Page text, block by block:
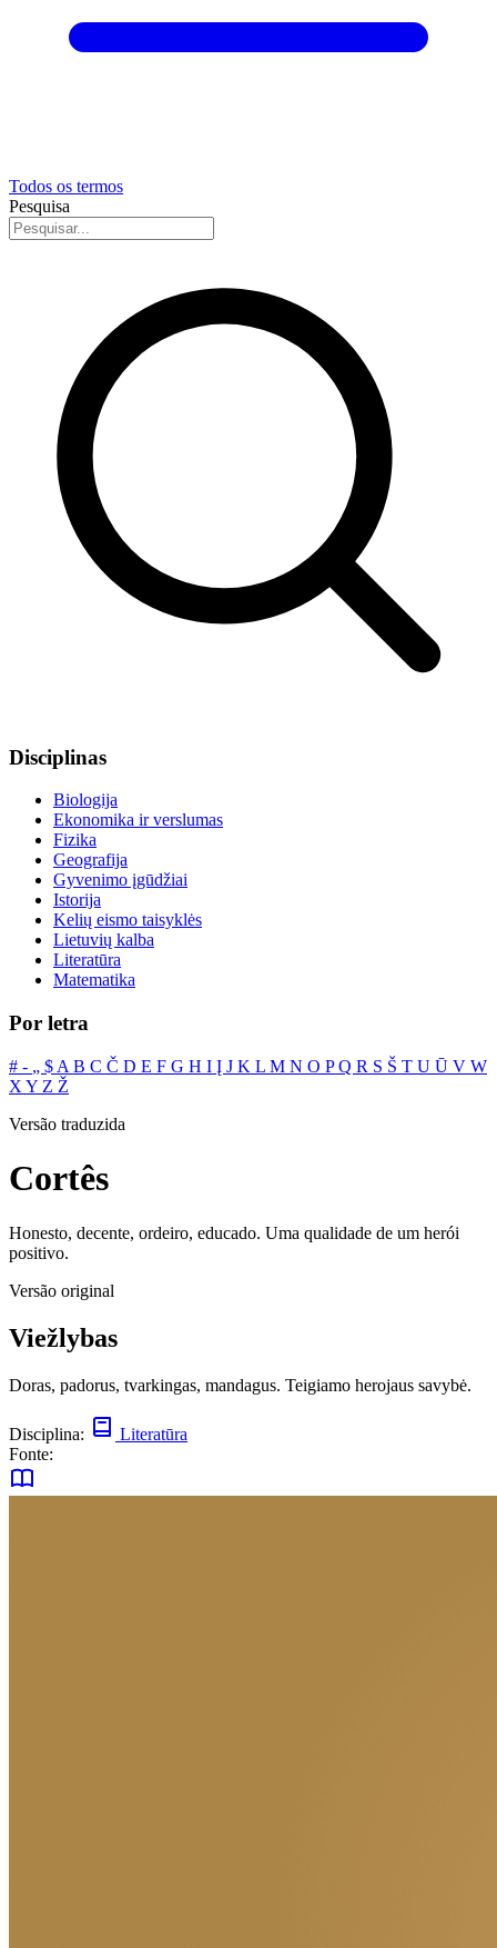
Todos os termos
Pesquisa
Disciplinas
Biologija
Ekonomika ir verslumas
Fizika
Geografija
Gyvenimo įgūdžiai
Istorija
Kelių eismo taisyklės
Lietuvių kalba
Literatūra
Matematika
Por letra
# ‐ „ $ A B C Č D E F G H I Į J K L M N O PQ R S Š T U Ū V W
X Y Z Ž
Versão traduzida
Cortês
Honesto, decente, ordeiro, educado. Uma qualidade de um herói
positivo.
Versão original
Viežlybas
Doras, padorus, tvarkingas, mandagus. Teigiamo herojaus savybė.
Disciplina:
Literatūra
Fonte: